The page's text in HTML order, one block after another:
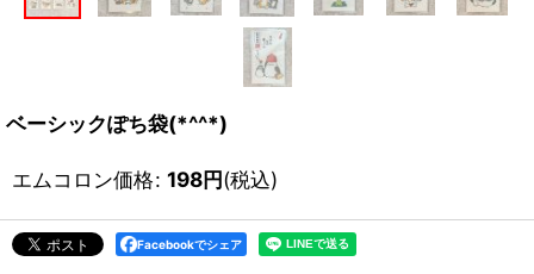
ベーシックぽち袋(*^^*)
エムコロン価格: 198円(税込)
Facebookでシェア